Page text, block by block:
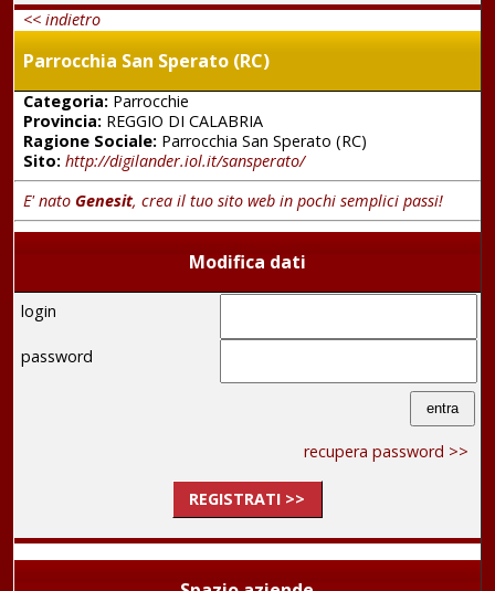
<< indietro
Parrocchia San Sperato (RC)
Categoria:Parrocchie
Provincia:REGGIO DI CALABRIA
Ragione Sociale:Parrocchia San Sperato (RC)
Sito: http://digilander.iol.it/sansperato/
E' nato Genesit, crea il tuo sito web in pochi semplici passi!
Modifica dati
login
password
recupera password >>
REGISTRATI >>